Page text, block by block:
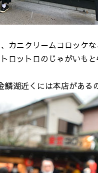
カニクリームコロッケ
トロットロのじゃがいも
鱗湖近くには本店があ